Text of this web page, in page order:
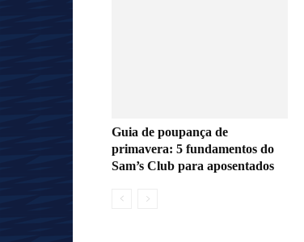
Guia de poupança de
primavera: 5 fundamentos do
Sam’s Club para aposentados